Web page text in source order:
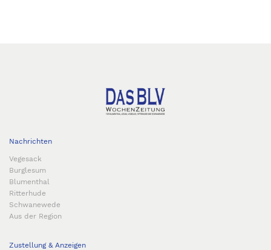
Nachrichten
Vegesack
Burglesum
Blumenthal
Ritterhude
Schwanewede
Aus der Region
Zustellung & Anzeigen